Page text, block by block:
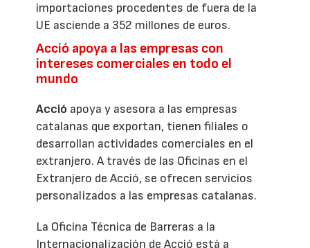
importaciones procedentes de fuera de la
UE asciende a 352 millones de euros.
Acció apoya a las empresas con
intereses comerciales en todo el
mundo
Acció apoya y asesora a las empresas
catalanas que exportan, tienen filiales o
desarrollan actividades comerciales en el
extranjero. A través de las Oficinas en el
Extranjero de Acció, se ofrecen servicios
personalizados a las empresas catalanas.
La Oficina Técnica de Barreras a la
Internacionalización de Acció está a